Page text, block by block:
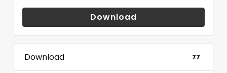
Download
Download 77